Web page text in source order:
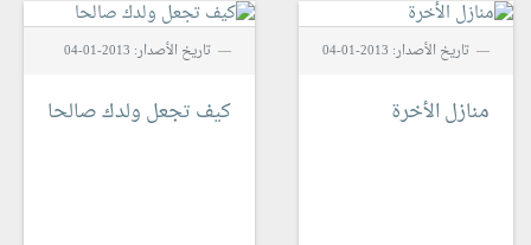
تاريخ الأصدار: 2013-01-04
منازل الأخرة
تاريخ الأصدار: 2013-01-04
كيف تجعل ولدك صالحا